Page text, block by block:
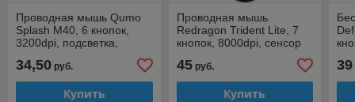
Проводная мышь Qumo
Splash M40, 6 кнопок,
3200dpi, подсветка,
34,50 руб.
Купить
Проводная мышь
Redragon Trident Lite, 7
кнопок, 8000dpi, сенсор
черная
45руб.
Купить
39